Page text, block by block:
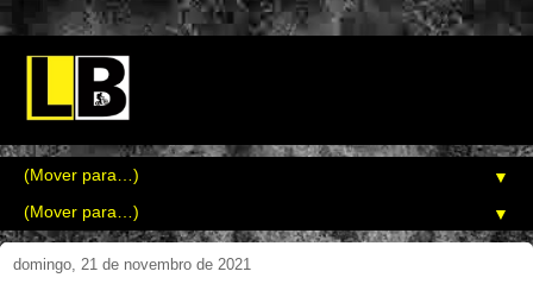
▼
▼
domingo, 21 de novembro de 2021